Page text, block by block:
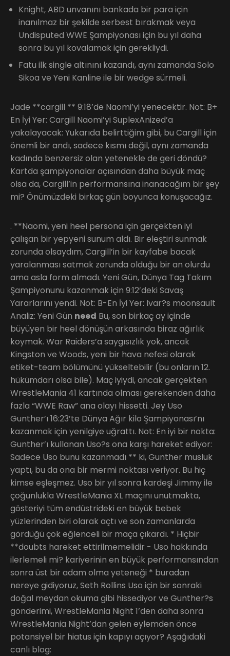
Knight, ABD unvanını bankada bir para için
inanılmaz bir şekilde serbest bırakmak veya
Undisputed WWE Şampiyonası için bu yıl daha
sonra bu yıl kovalamak için gerekliydi.
Fatu ilk single altınını kazandı, aynı zamanda Solo
Sikoa ve Yeni Kanline ile bir wedge sürmeli.
Jade **cargill ** 9:18’de Naomi’yi yenecektir. Not: B+
En İyi Yer: Cargill Naomi’yi SuplexAnized’a
yakalayacak: Yukarıda belirttiğim gibi, bu Cargill için
önemli bir andı, sadece kısmı değil, aynı zamanda
kadında benzersiz olan yetenekle de geri döndü?
Kartda şampiyonalar açısından daha büyük maç
olsa da, Cargill’in performansına inanacağım bir şey
mi? Önümüzdeki birkaç gün boyunca konuşacağız.
. **Naomi, yeni heel persona için gerçekten iyi
çalışan bir yepyeni sunum aldı. Bir eleştiri sunmak
zorunda olsaydım, Cargill’in bir kayfabe bacak
yaralanması satmak zorunda olduğu bir an olurdu
ama asla form almadı. Yeni Gün, Dünya Tag Takım
Şampiyonunu kazanmak için 9:12’deki Savaş
Yararlarını yendi. Not: B-En İyi Yer: Ivar?s moonsault
Analiz: Yeni Gün need Bu, son birkaç ay içinde
büyüyen bir heel dönüşün arkasında biraz ağırlık
koymak. War Raiders’a saygısızlık yok, ancak
Kingston ve Woods, yeni bir hava nefesi olarak
etiket-team bölümünü yükseltebilir (bu onların 12.
hükümdarı olsa bile). Maç iyiydi, ancak gerçekten
WrestleMania 41 kartında olması gerekenden daha
fazla “WWE Raw” ana olayı hissetti. Jey Uso
Gunther’ı 16:23’te Dünya Ağır kilo Şampiyonası’nı
kazanmak için yenilgiye uğrattı. Not: En iyi bir nokta:
Gunther’ı kullanan Uso?s ona karşı hareket ediyor:
Sadece Uso bunu kazanmadı ** ki, Gunther musluk
yaptı, bu da ona bir mermi noktası veriyor. Bu hiç
kimse eşleşmez. Uso bir yıl sonra kardeşi Jimmy ile
çoğunlukla WrestleMania XL maçını unutmakta,
gösteriyi tüm endüstrideki en büyük bebek
yüzlerinden biri olarak açtı ve son zamanlarda
gördüğü çok eğlenceli bir maça çıkardı. * Hiçbir
**doubts hareket ettirilmemelidir - Uso hakkında
ilerlemeli mi? kariyerinin en büyük performansından
sonra üst bir adam olma yeteneği * buradan
nereye gidiyoruz, Seth Rollins Uso için bir sonraki
doğal meydan okuma gibi hissediyor ve Gunther?s
gönderimi, WrestleMania Night 1’den daha sonra
WrestleMania Night’dan gelen eylemden önce
potansiyel bir hiatus için kapıyı açıyor? Aşağıdaki
canlı blog: